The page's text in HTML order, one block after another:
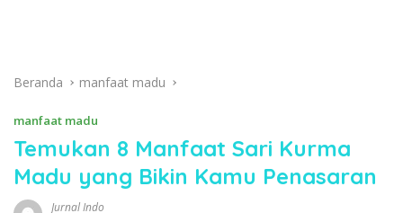
Beranda manfaat madu
manfaat madu
Temukan 8 Manfaat Sari Kurma
Madu yang Bikin Kamu Penasaran
Jurnal Indo